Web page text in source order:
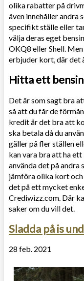
olika rabatter på
även innehåller andra
specifikt ställe eller
välja deras eget
OKQ8 eller Shell.
erbjuder kort, där det
Hitta ett
Det är som sagt bra
så att du får de
kredit är det bra att
ska betala då du
gäller på fler ställen
kan vara bra att ha
använda det på
jämföra olika kort
det på ett mycket
Crediwizz.com. Där
saker om du vill det.
Sladda på is
28 feb. 2021